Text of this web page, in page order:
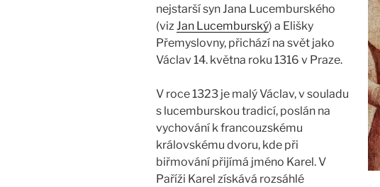
nejstarší syn Jana Lucemburského
(vizJan Lucemburský) a Elišky
Přemyslovny, přichází na svět jako
Václav 14. května roku 1316 v Praze.
V roce 1323 je malý Václav, v souladu
s lucemburskou tradicí, poslán na
vychování k francouzskému
královskému dvoru, kde při
biřmování přijímá jméno Karel. V
Paříži Karel získává rozsáhlé